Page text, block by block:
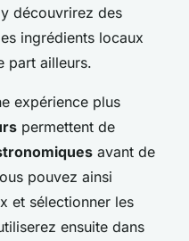
découvrirez des
ingrédients locaux
part ailleurs.
expérience plus
permettent de
avant de
pouvez ainsi
et sélectionner les
ensuite dans